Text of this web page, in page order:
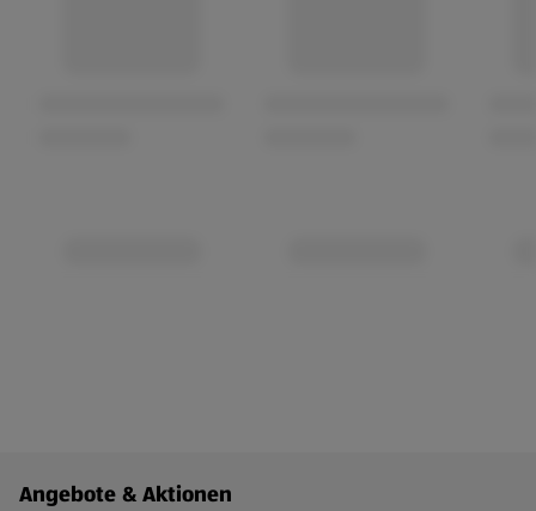
Fußzeilenmenü - weitere Links
Angebote & Aktionen